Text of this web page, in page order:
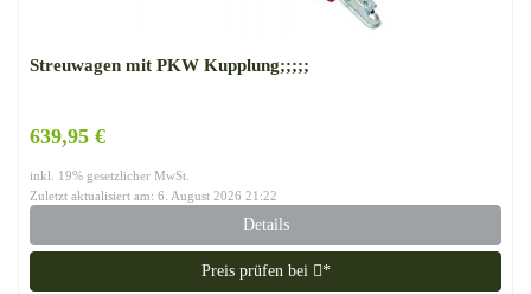
Streuwagen mit PKW Kupplung;;;;;
639,95 €
inkl. 19% gesetzlicher MwSt.
Zuletzt aktualisiert am: 6. August 2026 21:22
Details
Preis prüfen bei *